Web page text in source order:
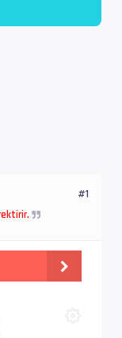
#1